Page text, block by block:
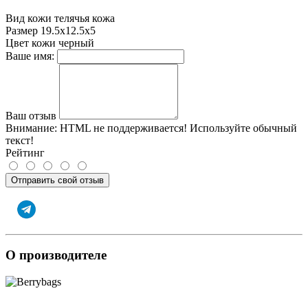
Вид кожи телячья кожа
Размер 19.5х12.5х5
Цвет кожи черный
Ваше имя:
Ваш отзыв
Внимание: HTML не поддерживается! Используйте обычный
текст!
Рейтинг
Отправить свой отзыв
О производителе